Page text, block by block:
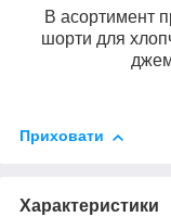
В асортимент
шорти для
Приховати
Характеристики